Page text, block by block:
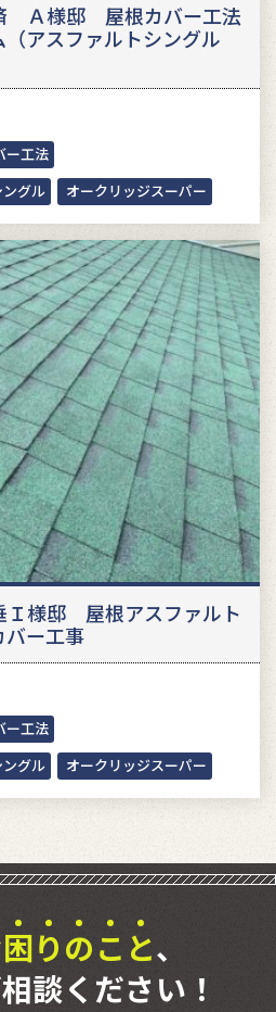
Ａ様邸 屋根カバー工法
（アスファルトシングル
ー工法
グル オークリッジスーパー
Ｉ様邸 屋根アスファルト
バー工事
ー工法
グル オークリッジスーパー
困りのこ と、
談ください！